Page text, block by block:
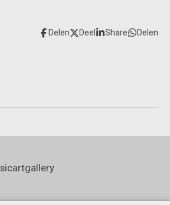
Delen Deel Share Delen